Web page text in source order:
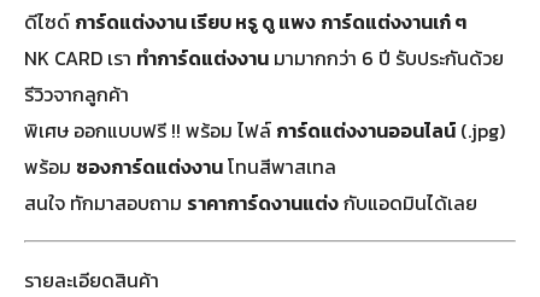
ดีไซด์ การ์ดแต่งงาน เรียบ หรู ดู แพง การ์ดแต่งงานเก๋ ๆ
NK CARD เรา ทำการ์ดแต่งงาน มามากกว่า 6 ปี รับประกันด้วย
รีวิวจากลูกค้า
พิเศษ ออกแบบฟรี !! พร้อม ไฟล์ การ์ดแต่งงานออนไลน์ (.jpg)
พร้อม ซองการ์ดแต่งงานโทนสีพาสเทล
สนใจ ทักมาสอบถาม ราคาการ์ดงานแต่งกับแอดมินได้เลย
รายละเอียดสินค้า